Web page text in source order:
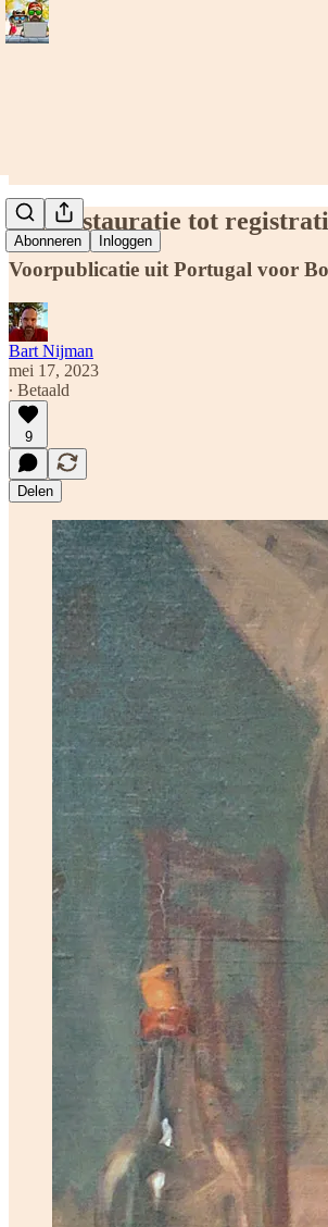
Abonneren Inloggen
Van restauratie tot
Voorpublicatie uit Portugal voor
Bart Nijman
mei 17, 2023
∙ Betaald
9
Delen